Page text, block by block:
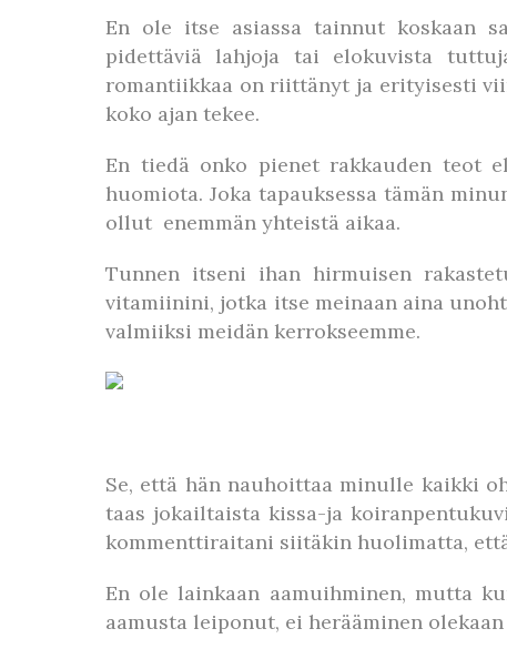
En ole itse asiassa tainnut koskaan
pidettäviä lahjoja tai elokuvista
romantiikkaa on riittänyt ja erityisesti
koko ajan tekee.
En tiedä onko pienet rakkauden teot
huomiota. Joka tapauksessa tämän
ollut enemmän yhteistä aikaa.
Tunnen itseni ihan hirmuisen
vitamiinini, jotka itse meinaan aina
valmiiksi meidän kerrokseemme.
Se, että hän nauhoittaa minulle kaikki
taas jokailtaista kissa-ja
kommenttiraitani siitäkin huolimatta,
En ole lainkaan aamuihminen, mutta
aamusta leiponut, ei herääminen